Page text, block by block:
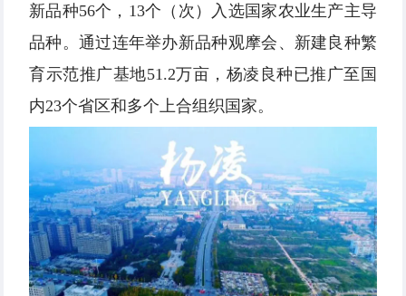
新品种56个，13个（次）入选国家农业生产主导
品种。通过连年举办新品种观摩会、新建良种繁
育示范推广基地51.2万亩，杨凌良种已推广至国
内23个省区和多个上合组织国家。